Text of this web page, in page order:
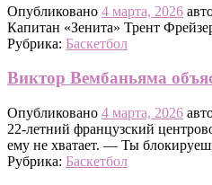
Опубликовано 4 марта, 2026
Капитан «Зенита» Трент
Рубрика: Баскетбол
Виктор Вембаньяма
Опубликовано 4 марта, 2026
22-летний французский
ему не хватает. — Ты
Рубрика: Баскетбол